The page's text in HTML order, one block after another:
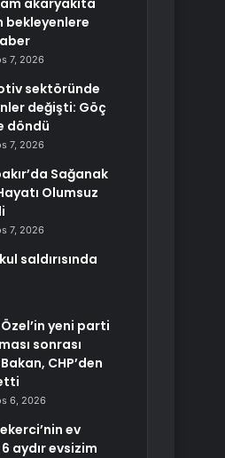
akaryakıta
bekleyenlere
7, 2026
sektöründe
değişti: Göç
döndü
7, 2026
Sağanak
Olumsuz
7, 2026
saldırısında
yeni parti
sonrası
CHP’den
6, 2026
ev
aydır evsizim